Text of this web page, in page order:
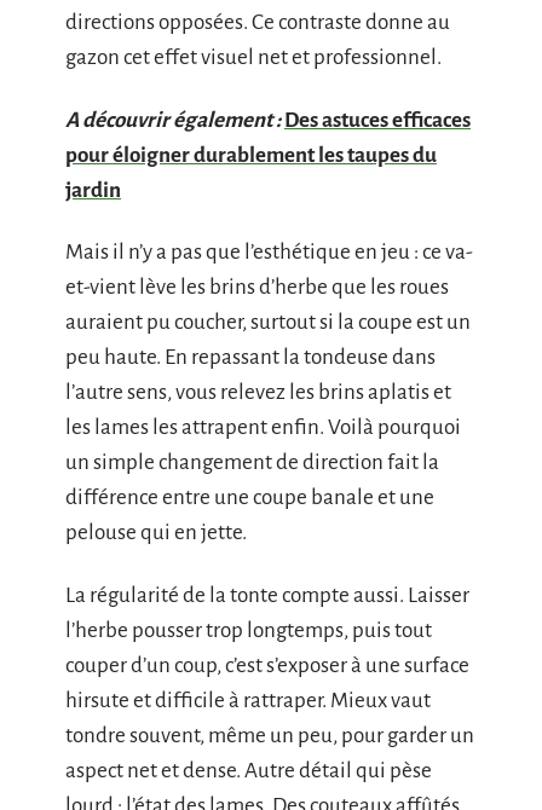
directions opposées. Ce contraste donne au
gazon cet effet visuel net et professionnel.
A découvrir également : Des astuces efficaces
pour éloigner durablement les taupes du
jardin
Mais il n’y a pas que l’esthétique en jeu : ce va-
et-vient lève les brins d’herbe que les roues
auraient pu coucher, surtout si la coupe est un
peu haute. En repassant la tondeuse dans
l’autre sens, vous relevez les brins aplatis et
les lames les attrapent enfin. Voilà pourquoi
un simple changement de direction fait la
différence entre une coupe banale et une
pelouse qui en jette.
La régularité de la tonte compte aussi. Laisser
l’herbe pousser trop longtemps, puis tout
couper d’un coup, c’est s’exposer à une surface
hirsute et difficile à rattraper. Mieux vaut
tondre souvent, même un peu, pour garder un
aspect net et dense. Autre détail qui pèse
lourd : l’état des lames. Des couteaux affûtés,